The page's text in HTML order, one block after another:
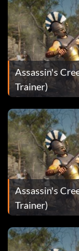
Assassin's
Trainer)
Assassin's
Trainer)